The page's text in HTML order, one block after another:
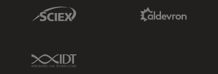
Sciex Link
IDT Link